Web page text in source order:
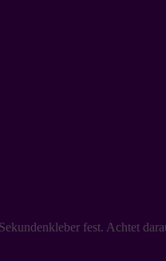
fest. Achtet